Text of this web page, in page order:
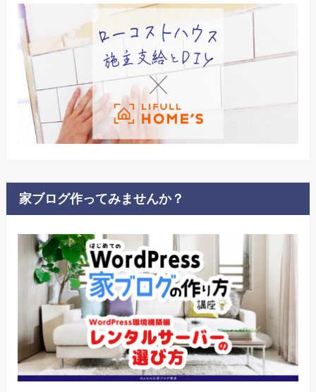
家ブログ作ってみませんか？